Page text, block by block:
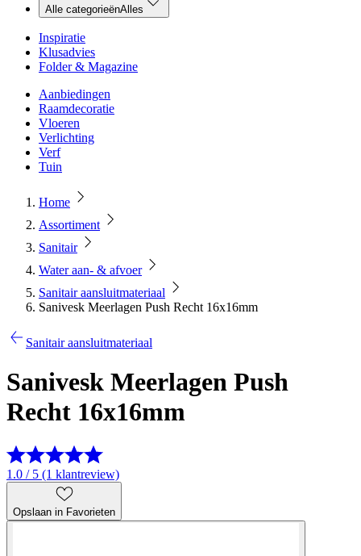
Alle categorieënAlles
Inspiratie
Klusadvies
Folder & Magazine
Aanbiedingen
Raamdecoratie
Vloeren
Verlichting
Verf
Tuin
Home
Assortiment
Sanitair
Water aan- & afvoer
Sanitair aansluitmateriaal
Sanivesk Meerlagen Push Recht 16x16mm
Sanitair aansluitmateriaal
Sanivesk Meerlagen Push
Recht 16x16mm
1.0 / 5 (1 klantreview)
Opslaan in Favorieten